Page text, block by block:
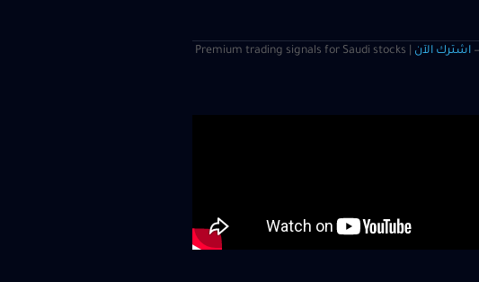
اشترك الآن
| Premium trading signals for Saudi stocks